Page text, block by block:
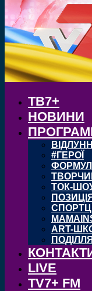
ТВ7+
НОВИНИ
#ГЕРОЇ
ТОК-
ПОЗИЦІЯ
ART-
LIVE
TV7+ FM